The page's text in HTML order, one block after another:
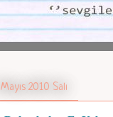
2010 Salı